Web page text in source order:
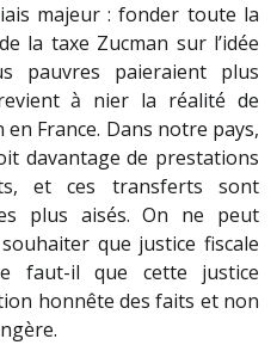
majeur : fonder toute la
la taxe Zucman sur l’idée
pauvres paieraient plus
à nier la réalité de
France. Dans notre pays,
davantage de prestations
et ces transferts sont
plus aisés. On ne peut
que justice fiscale
faut-il que cette justice
honnête des faits et non